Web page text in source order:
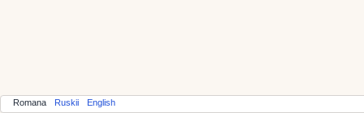
Romana Ruskii English